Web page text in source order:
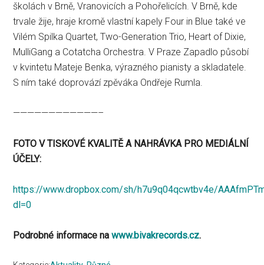
školách v Brně, Vranovicích a Pohořelicích. V Brně, kde
trvale žije, hraje kromě vlastní kapely Four in Blue také ve
Vilém Spilka Quartet, Two-Generation Trio, Heart of Dixie,
MulliGang a Cotatcha Orchestra. V Praze Zapadlo působí
v kvintetu Mateje Benka, výrazného pianisty a skladatele.
S ním také doprovází zpěváka Ondřeje Rumla.
————————————–
FOTO V TISKOVÉ KVALITĚ A NAHRÁVKA PRO MEDIÁLNÍ
ÚČELY:
https://www.dropbox.com/sh/h7u9q04qcwtbv4e/
dl=0
Podrobné informace nawww.bivakrecords.cz.